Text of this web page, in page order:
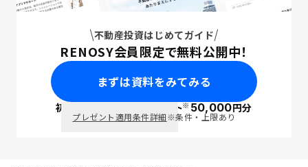
不動産投資はじめてガイド
RENOSY会員限定で無料公開中！
まずは資料をみてみる
初回面談で ポイント※50,000円分
プレゼント適用条件詳細※条件・上限あり